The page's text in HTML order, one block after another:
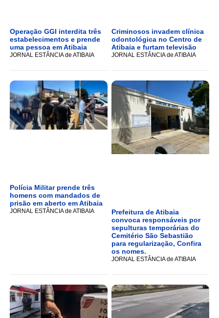
Operação GGI interdita três
estabelecimentos e prende
uma pessoa em Atibaia
JORNAL ESTÂNCIA de ATIBAIA
Criminosos invadem clínica
odontológica no Centro de
Atibaia e furtam televisão
JORNAL ESTÂNCIA de ATIBAIA
Polícia Militar prende três
homens com mandados de
prisão em aberto em Atibaia
JORNAL ESTÂNCIA de ATIBAIA
Prefeitura de Atibaia
convoca responsáveis por
sepulturas temporárias do
Cemitério São Sebastião
para regularização, Confira
os nomes.
JORNAL ESTÂNCIA de ATIBAIA